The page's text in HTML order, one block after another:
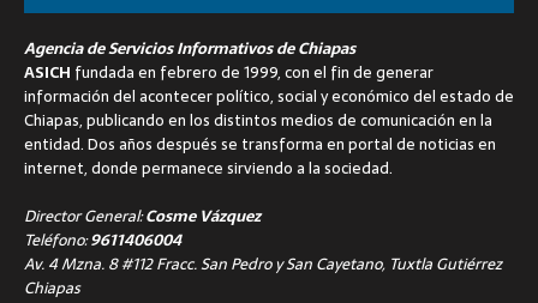
Agencia de Servicios Informativos de Chiapas
ASICH fundada en febrero de 1999, con el fin de generar
información del acontecer político, social y económico del estado de
Chiapas, publicando en los distintos medios de comunicación en la
entidad. Dos años después se transforma en portal de noticias en
internet, donde permanece sirviendo a la sociedad.
Director General:Cosme Vázquez
Teléfono:9611406004
Av. 4 Mzna. 8 #112 Fracc. San Pedro y San Cayetano, Tuxtla Gutiérrez
Chiapas